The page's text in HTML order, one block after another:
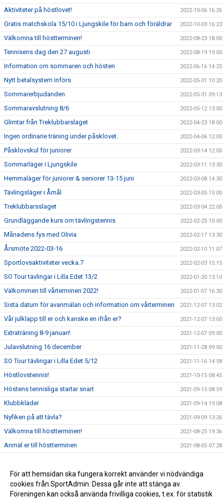
Aktiviteter på höstlovet! 2022-10-06 16:26
Gratis matchskola 15/10 i Ljungskile för barn och föräldrar 2022-10-03 16:23
Välkomna till höstterminen! 2022-08-23 18:00
Tennisens dag den 27 augusti 2022-08-19 19:00
Information om sommaren och hösten 2022-06-16 14:25
Nytt betalsystem införs 2022-05-31 10:20
Sommarerbjudanden 2022-05-31 09:13
Sommaravslutning 8/6 2022-05-12 13:00
Glimtar från Treklubbarslaget 2022-04-23 18:00
Ingen ordinarie träning under påsklovet. 2022-04-06 12:00
Påsklovskul för juniorer 2022-03-14 12:00
Sommarläger i Ljungskile 2022-03-11 13:30
Hemmaläger för juniorer & seniorer 13-15 juni 2022-03-08 14:30
Tävlingsläger i Åmål 2022-03-05 15:00
Treklubbarsslaget 2022-03-04 22:00
Grundläggande kurs om tävlingstennis 2022-02-25 10:00
Månadens fys med Olivia 2022-02-17 13:30
Årsmöte 2022-03-16 2022-02-10 11:07
Sportlovsaktiviteter vecka.7 2022-02-03 15:15
SO Tour tävlingar i Lilla Edet 13/2 2022-01-20 13:10
Välkommen till vårterminen 2022! 2022-01-07 16:30
Sista datum för avanmälan och information om vårterminen 2021-12-07 13:02
Vår julklapp till er och kanske en ifrån er? 2021-12-07 13:00
Extraträning 8-9 januari! 2021-12-07 09:00
Julavslutning 16 december 2021-11-28 09:00
SO Tour tävlingar i Lilla Edet 5/12 2021-11-16 14:58
Höstlovstennis! 2021-10-15 08:45
Höstens tennisliga startar snart 2021-09-15 08:59
Klubbkläder 2021-09-14 19:08
Nyfiken på att tävla? 2021-09-09 13:26
Välkomna till höstterminen! 2021-08-25 19:36
Anmäl er till höstterminen 2021-08-05 07:28
Välkommen till vår nya hemsida! 2021-07-09 09:10
Pensionärserbjudande 2021-05-25 11:08
För att hemsidan ska fungera korrekt använder vi nödvändiga
cookies från SportAdmin. Dessa går inte att stänga av.
Föreningen kan också använda frivilliga cookies, t.ex. för statistik